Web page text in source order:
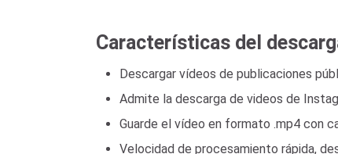
Características del
Descargar vídeos de publicaciones
Admite la descarga de videos de
Guarde el vídeo en formato .mp4 con
Velocidad de procesamiento rápida,